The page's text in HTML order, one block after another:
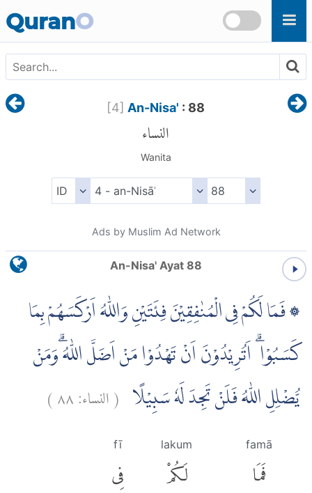
QuranO
[4] An-Nisa' : 88
النساء
Wanita
Ads by Muslim Ad Network
An-Nisa' Ayat 88
۞ فَمَا لَكُمْ فِى الْمُنٰفِقِيْنَ فِئَتَيْنِ وَاللّٰهُ اَرْكَسَهُمْ بِمَا
كَسَبُوْا ۗ اَتُرِيْدُوْنَ اَنْ تَهْدُوْا مَنْ اَضَلَّ اللّٰهُ ۗوَمَنْ
يُّضْلِلِ اللّٰهُ فَلَنْ تَجِدَ لَهٗ سَبِيْلًا (النساء:٨٨)
famā
فَمَا
lakum
لَكُمْ
fī
فِى